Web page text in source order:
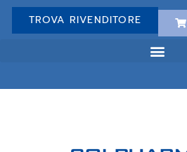
TROVA RIVENDITORE